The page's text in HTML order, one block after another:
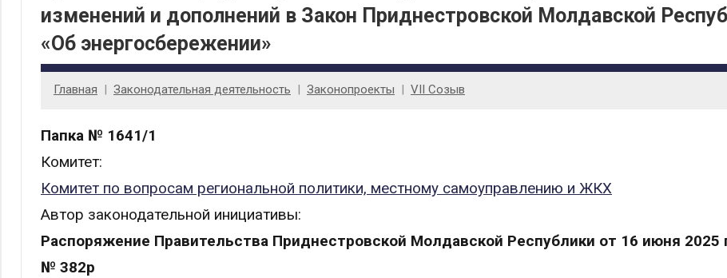
изменений и дополнений в Закон Приднестровской Молдавской
«Об энергосбережении»
Главная Законодательная деятельность Законопроекты VII Созыв
Папка № 1641/1
Комитет:
Комитет по вопросам региональной политики, местному самоуправлению и ЖКХ
Автор законодательной инициативы:
Распоряжение Правительства Приднестровской Молдавской Республики от 16 июня 2025
№ 382р